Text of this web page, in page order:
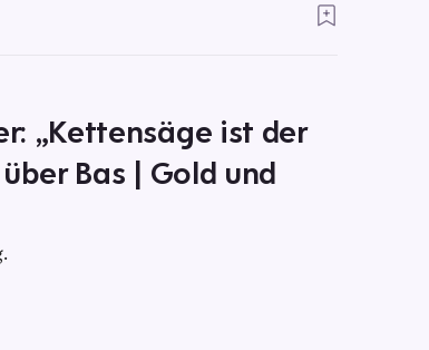
„Kettensäge ist der
Bas | Gold und